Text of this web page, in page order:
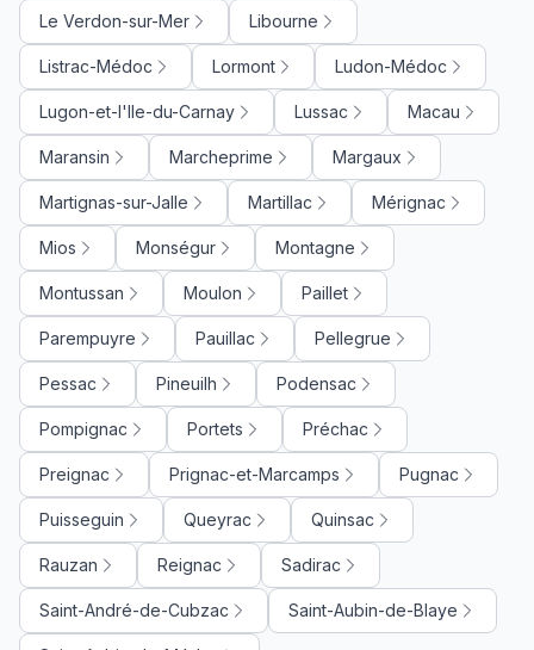
Le Verdon-sur-Mer Libourne
Listrac-Médoc Lormont Ludon-Médoc
Lugon-et-l'Ile-du-Carnay Lussac Macau
Maransin Marcheprime Margaux
Martignas-sur-Jalle Martillac Mérignac
Mios Monségur Montagne
Montussan Moulon Paillet
Parempuyre Pauillac Pellegrue
Pessac Pineuilh Podensac
Pompignac Portets Préchac
Preignac Prignac-et-Marcamps Pugnac
Puisseguin Queyrac Quinsac
Rauzan Reignac Sadirac
Saint-André-de-Cubzac Saint-Aubin-de-Blaye